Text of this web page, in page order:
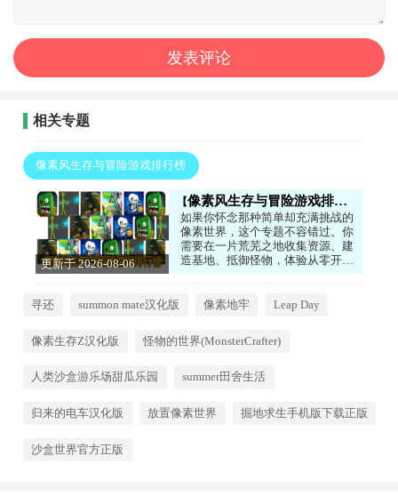
相关专题
像素风生存与冒险游戏排行榜
更新于 2026-08-06
像素风生存与冒险游戏排行榜
如果你怀念那种简单却充满挑战的
像素世界，这个专题不容错过。你
需要在一片荒芜之地收集资源、建
造基地、抵御怪物，体验从零开始
的生存乐趣。无论是探索未知地
复古的画面中找到最纯粹的生存冒
就来下载试试看吧！
寻还 summon mate汉化版 像素地牢 Leap Day
像素生存Z汉化版 怪物的世界(MonsterCrafter)
人类沙盒游乐场甜瓜乐园 summer田舍生活
归来的电车汉化版 放置像素世界 掘地求生手机版下载正版
沙盒世界官方正版